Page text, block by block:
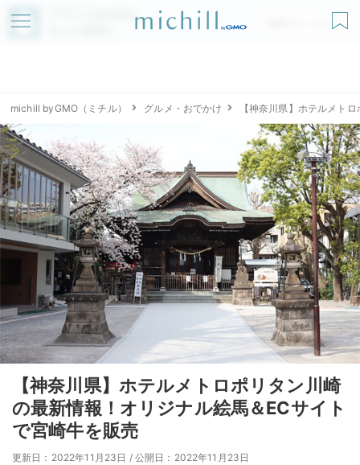
アプリでmichillが
無料ダウンロード
michill byGMO（ミチル） グルメ・おでかけ 【神奈川県】ホテルメト
【神奈川県】ホテルメトロポリタン川崎
の最新情報！オリジナル絵馬＆ECサイト
で宮崎牛を販売
更新日：2022年11月23日 / 公開日：2022年11月23日